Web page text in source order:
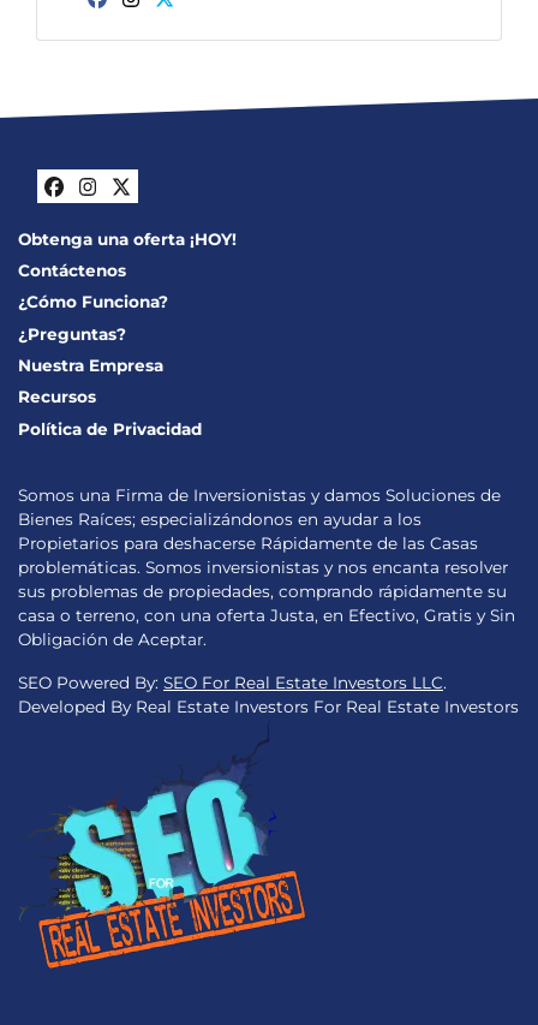
Facebook
Facebook
Instagram
Twitter
Obtenga una oferta ¡HOY!
Contáctenos
¿Cómo Funciona?
¿Preguntas?
Nuestra Empresa
Recursos
Política de Privacidad
Somos una Firma de Inversionistas y damos Soluciones de
Bienes Raíces; especializándonos en ayudar a los
Propietarios para deshacerse Rápidamente de las Casas
problemáticas. Somos inversionistas y nos encanta resolver
sus problemas de propiedades, comprando rápidamente su
casa o terreno, con una oferta Justa, en Efectivo, Gratis y Sin
Obligación de Aceptar.
SEO Powered By: SEO For Real Estate Investors LLC.
Developed By Real Estate Investors For Real Estate Investors